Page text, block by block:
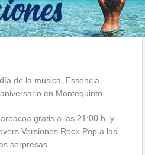
de la música, Essencia
en Montequinto.
gratis a las 21:00 h. y
Versiones Rock-Pop a las
sorpresas.